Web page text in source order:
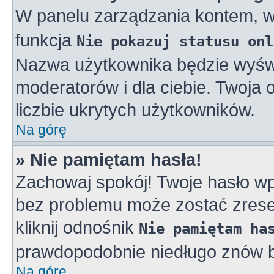
W panelu zarządzania kontem,
funkcja Nie pokazuj statusu
Nazwa użytkownika będzie
moderatorów i dla ciebie. Twoja
liczbie ukrytych użytkowników.
Na górę
» Nie pamiętam hasła!
Zachowaj spokój! Twoje hasło
bez problemu może zostać
kliknij odnośnik Nie pamiętam
prawdopodobnie niedługo